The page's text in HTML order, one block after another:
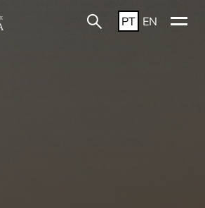
PT EN